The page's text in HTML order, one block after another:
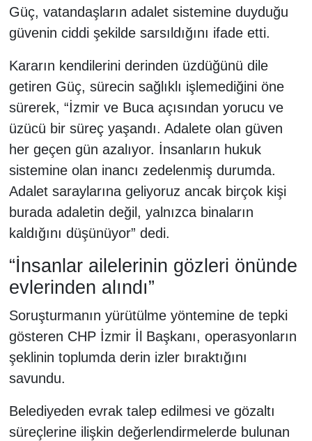
Güç, vatandaşların adalet sistemine duyduğu
güvenin ciddi şekilde sarsıldığını ifade etti.
Kararın kendilerini derinden üzdüğünü dile
getiren Güç, sürecin sağlıklı işlemediğini öne
sürerek, “İzmir ve Buca açısından yorucu ve
üzücü bir süreç yaşandı. Adalete olan güven
her geçen gün azalıyor. İnsanların hukuk
sistemine olan inancı zedelenmiş durumda.
Adalet saraylarına geliyoruz ancak birçok kişi
burada adaletin değil, yalnızca binaların
kaldığını düşünüyor” dedi.
“İnsanlar ailelerinin gözleri önünde
evlerinden alındı”
Soruşturmanın yürütülme yöntemine de tepki
gösteren CHP İzmir İl Başkanı, operasyonların
şeklinin toplumda derin izler bıraktığını
savundu.
Belediyeden evrak talep edilmesi ve gözaltı
süreçlerine ilişkin değerlendirmelerde bulunan